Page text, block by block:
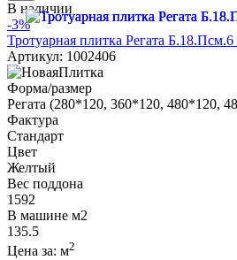
В наличии
-3%
Тротуарная плитка Регата
Артикул: 1002406
Форма/размер
Регата (280*120, 360*120, 480*120,
Фактура
Стандарт
Цвет
Желтый
Вес поддона
1592
В машине м2
135.5
Цена за: м2